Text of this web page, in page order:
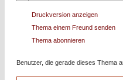
Druckversion anzeigen
Thema einem Freund senden
Thema abonnieren
Benutzer, die gerade dieses Thema